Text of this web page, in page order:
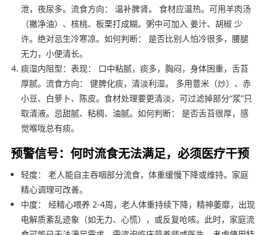
泄，夜尿多。流食方向： 温补脾肾。 食材应温热。可用羊肉汤
（撇净油）、核桃、板栗打成糊。粥中可加入 姜汁、胡椒 少
许。绝对忌生冷寒凉。如何判断： 是否比别人怕冷很多，腰腿
无力，小便清长。
痰湿内阻型：表现： 口中粘腻，痰多，胸闷，身体困重，舌苔
厚腻。流食方向： 健脾化痰，清淡利湿。 多用薏米（炒）、赤
小豆、白萝卜、陈皮。食材处理要更清淡，可过滤掉部分“浆”只
取清液。忌甜腻、粘稠、油腻。如何判断： 是否舌苔很厚，感
觉喉咙总有痰。
预警信号：何时流食无法满足，必须医疗干预
轻度： 老人能自主吞咽部分流食，体重缓慢下降或维持。家庭
精心调理可改善。
中度： 经精心喂养 2-4周，老人体重持续下降，精神萎靡，出现
电解质紊乱迹象（如无力、心慌），或反复呛咳。此时，家庭流